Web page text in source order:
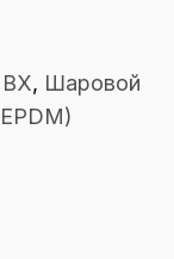
, Шаровой